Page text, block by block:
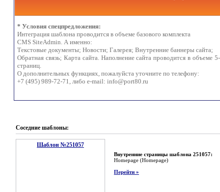
* Условия спецпредложения:
Интеграция шаблона проводится в объеме базового комплекта
CMS SiteAdmin. А именно:
Текстовые документы; Новости; Галерея; Внутренние баннеры сайта;
Обратная связь; Карта сайта. Наполнение сайта проводится в объеме
страниц.
О дополнительных функциях, пожалуйста уточните по телефону:
+7 (495) 989-72-71, либо e-mail: info@port80.ru
Соседние шаблоны:
Шаблон №251057
Внутренние страницы шаблона 251057:
Homepage (Homepage)
Перейти »